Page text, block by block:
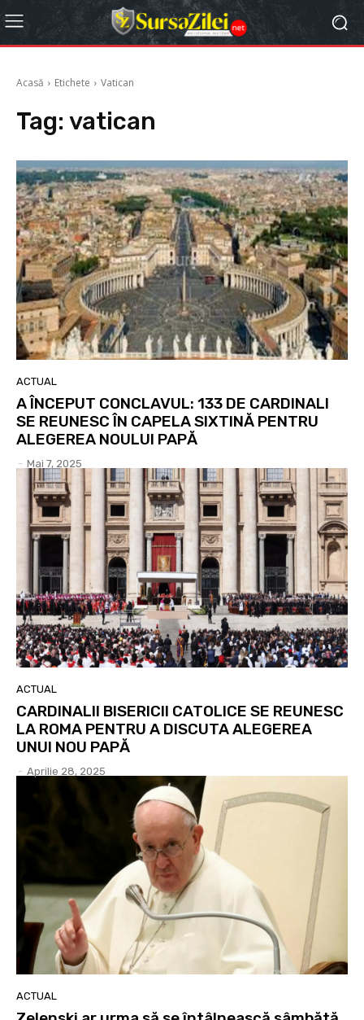
Acasă Etichete Vatican
Tag: vatican
ACTUAL
A ÎNCEPUT CONCLAVUL: 133 DE CARDINALI
SE REUNESC ÎN CAPELA SIXTINĂ PENTRU
ALEGEREA NOULUI PAPĂ
- Mai 7, 2025
ACTUAL
CARDINALII BISERICII CATOLICE SE REUNESC
LA ROMA PENTRU A DISCUTA ALEGEREA
UNUI NOU PAPĂ
- Aprilie 28, 2025
ACTUAL